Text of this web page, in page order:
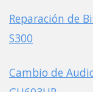
Reparación de
S300
Cambio de